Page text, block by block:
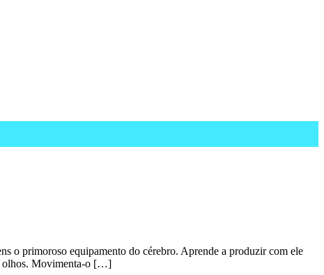
o primoroso equipamento do cérebro. Aprende a produzir com ele
olhos. Movimenta-o […]